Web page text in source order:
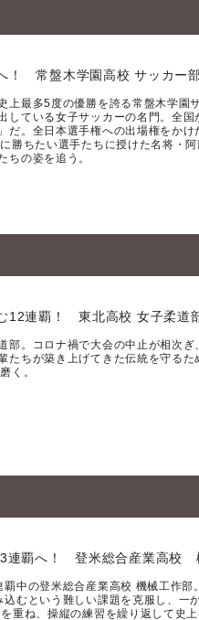
！ 常盤木学園高校 サッカー
上最多5度の優勝を誇る常盤木学園
している女子サッカーの名門。全
だ。全日本選手権への出場権をかけ
勝ちたい選手たちに授けた名将・阿
ちの姿を追う。
12連覇！ 東北高校 女子柔道
部。コロナ禍で大会の中止が相次ぎ
たちが築き上げてきた伝統を守るた
く。
3連覇へ！ 登米総合産業高校
中の登米総合産業高校 機械工作部
むという難しい課題を克服し、一
重ね、操縦の練習を繰り返して史